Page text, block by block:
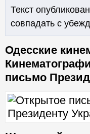
Текст
совпадать с
Одесские
письмо